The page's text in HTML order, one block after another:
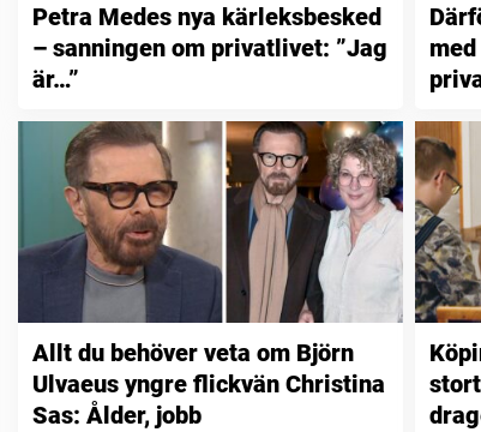
Petra Medes nya kärleksbesked
– sanningen om privatlivet: ”Jag
är…”
Allt du behöver veta om Björn
Ulvaeus yngre flickvän Christina
Sas: Ålder, jobb